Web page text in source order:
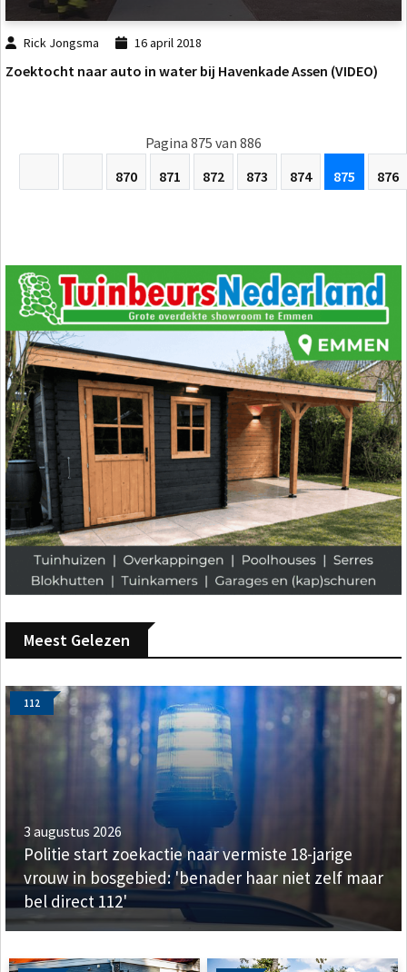
Rick Jongsma 16 april 2018
Zoektocht naar auto in water bij Havenkade Assen (VIDEO)
Pagina 875 van 886
870
871 872 873 874 875 876
Meest Gelezen
112
3 augustus 2026
Politie start zoekactie naar vermiste 18-jarige
vrouw in bosgebied: 'benader haar niet zelf maar
bel direct 112'